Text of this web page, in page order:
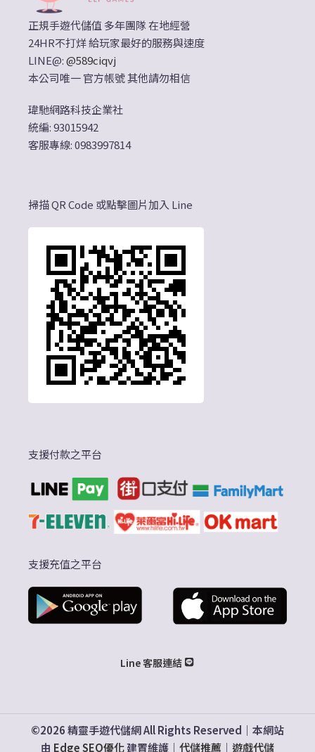
正規手遊代儲值 多年團隊 在地經營
24HR不打烊 給玩家最好的服務與速度
LINE@:@589ciqvj
本公司唯一 官方帳號 其他請勿相信
瑋馳網路科技企業社
統編: 93015942
客服專線: 0983997814
掃描 QR Code 或點擊圖片加入 Line
支援付款之平台
支援充值之平台
Line 客服連結
©2026 精靈手遊代儲網 All Rights Reserved｜本網站
由 Edge SEO優化建置維護｜ 代儲推薦｜ 遊戲代儲